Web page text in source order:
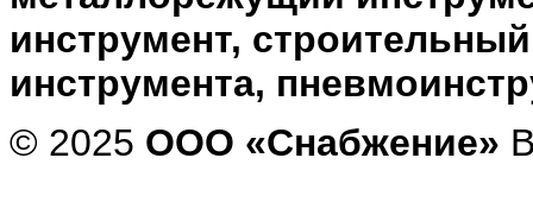
инструмент,
инструмента,
© 2025 ООО «Снабжение»